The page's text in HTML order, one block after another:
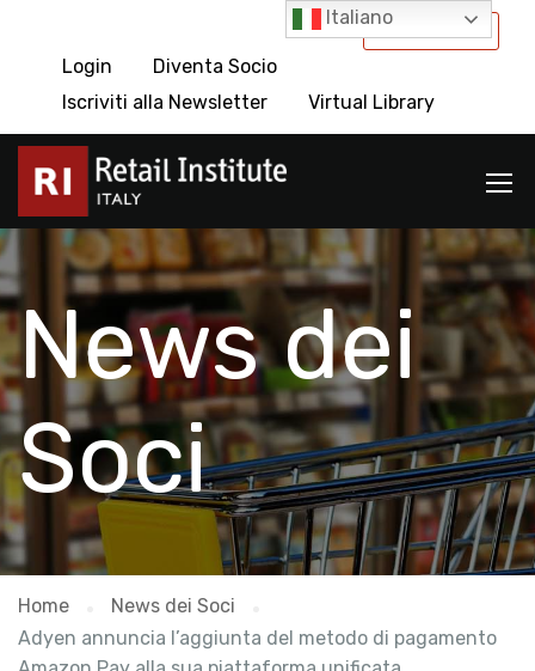
International
Login
Diventa Socio
Iscriviti alla Newsletter
Virtual Library
News dei
Soci
Home
News dei Soci
Adyen annuncia l’aggiunta del metodo di pagamento
Italiano